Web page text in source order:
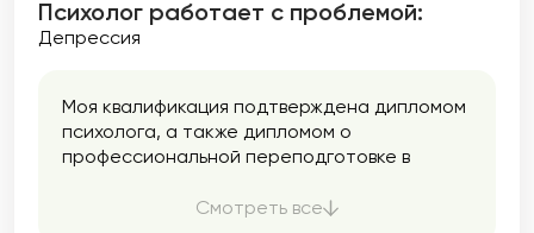
Психолог работает с проблемой:
Депрессия
Моя квалификация подтверждена дипломом
психолога, а также дипломом о
профессиональной переподготовке в
психоанализа. Я специализируюсь на
Смотреть все